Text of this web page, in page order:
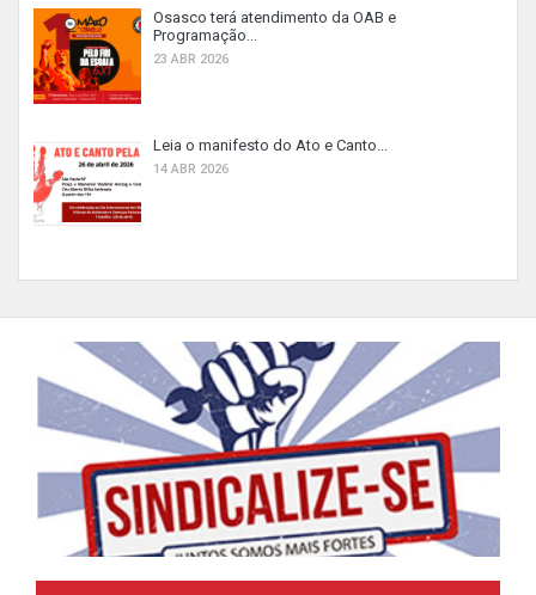
Osasco terá atendimento da OAB e
Programação...
23 ABR 2026
Leia o manifesto do Ato e Canto...
14 ABR 2026